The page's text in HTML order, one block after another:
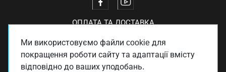
ОПЛАТА ТА ДОСТАВКА
Ми використовуємо файли cookie для
покращення роботи сайту та адаптації вмісту
відповідно до ваших уподобань.